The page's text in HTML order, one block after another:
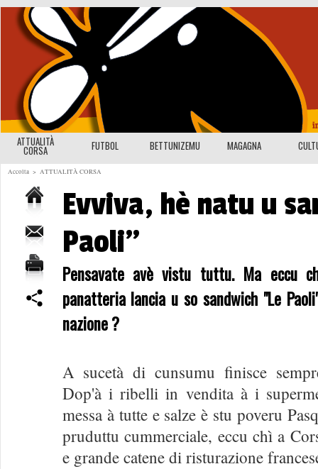
ATTUALITÀ
CORSA FUTBOL BETTUNIZEMU MAGAGNA
Accolta > ATTUALITÀ CORSA
Evviva, hè natu u
Paoli"
Pensavate avè vistu tuttu. Ma eccu
panatteria lancia u so sandwich "Le
nazione ?
A sucetà di cunsumu finisce
Dop'à i ribelli in vendita à i
messa à tutte e salze è stu poveru
pruduttu cummerciale, eccu chì a
e grande catene di risturazione